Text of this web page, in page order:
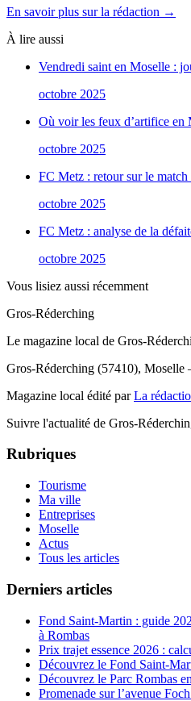
En savoir plus sur la rédaction →
À lire aussi
Vendredi saint en Moselle :
octobre 2025
Où voir les feux d’artifice en
octobre 2025
FC Metz : retour sur le
octobre 2025
FC Metz : analyse de la
octobre 2025
Vous lisiez aussi récemment
Gros-Réderching
Le magazine local de Gros-
Gros-Réderching (57410),
Magazine local édité parLa
Suivre l'actualité de Gros-
Rubriques
Tourisme
Ma ville
Entreprises
Moselle
Actus
Tous les articles
Derniers articles
Fond Saint-Martin : guide
à Rombas
Prix trajet essence 2026 :
Découvrez le Fond Saint-
Découvrez le Parc Rombas
Promenade sur l’avenue